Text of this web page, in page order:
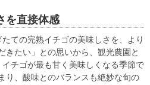
を直接体感
ての完熟イチゴの美味しさを、より
きたい」との思いから、観光農園と
チゴが最も甘く美味しくなる季節で
り、酸味とのバランスも絶妙な旬の